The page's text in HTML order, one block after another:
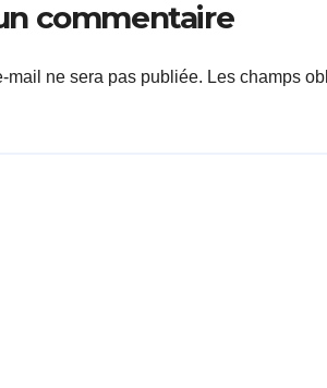
commentaire
mail ne sera pas publiée. Les champs